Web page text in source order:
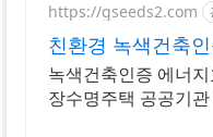
https://gseeds2.com
친환경 녹색건축
녹색건축인증 에너
장수명주택 공공기